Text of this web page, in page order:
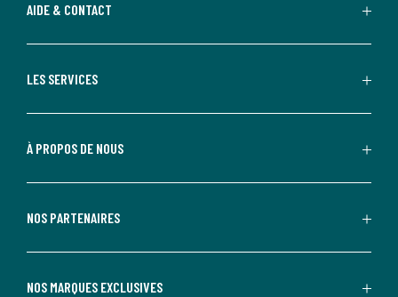
AIDE & CONTACT
LES SERVICES
À PROPOS DE NOUS
NOS PARTENAIRES
NOS MARQUES EXCLUSIVES